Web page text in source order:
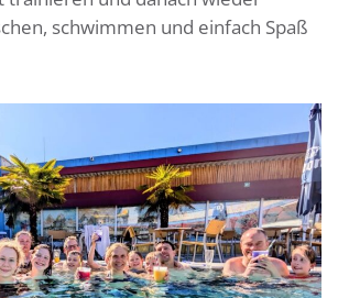
schwimmen und einfach Spaß